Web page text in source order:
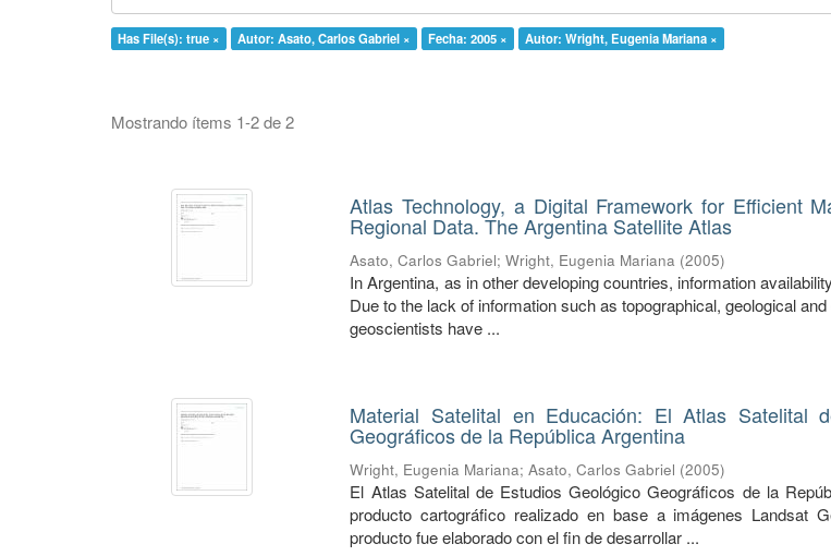
Has File(s): true × Autor: Asato, Carlos Gabriel × Fecha: 2005 × Autor: Wright, Eugenia Mariana ×
Mostrando ítems 1-2 de 2
Atlas Technology, a Digital Framework for Efficient
Regional Data. The Argentina Satellite Atlas
Asato, Carlos Gabriel;Wright, Eugenia Mariana (2005)
In Argentina, as in other developing countries, information
Due to the lack of information such as topographical, geological
geoscientists have ...
Material Satelital en Educación: El Atlas Satelital
Geográficos de la República Argentina
Wright, Eugenia Mariana;Asato, Carlos Gabriel (2005)
El Atlas Satelital de Estudios Geológico Geográficos de la
producto cartográfico realizado en base a imágenes Landsat
producto fue elaborado con el fin de desarrollar ...